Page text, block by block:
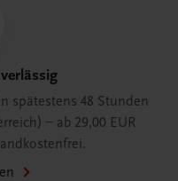
spätestens 48 Stunden
– ab 29,00 EUR